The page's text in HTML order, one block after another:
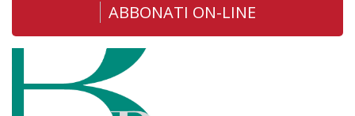
ABBONATI ON-LINE